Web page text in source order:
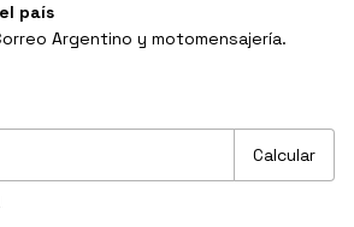
país
Argentino y motomensajería.
Calcular